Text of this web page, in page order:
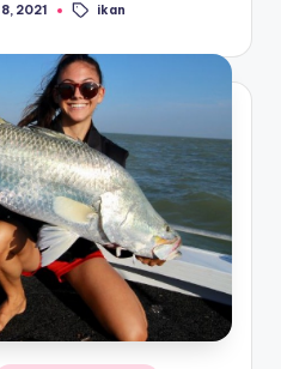
2021
ikan